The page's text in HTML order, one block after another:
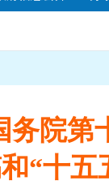
务院第
“十五